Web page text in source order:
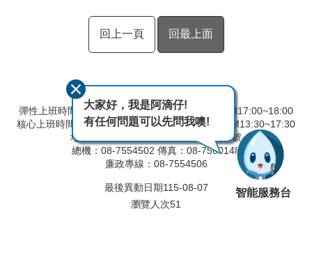
回上一頁 回最上面
彈性上班時間：AM8:00~09:00 彈性下班時間：PM17:00~18:00
核心上班時間：星期一 ~ 星期五 AM8:30~12:30 PM13:30~17:30
地址：90093屏東縣屏東市建國路291號
總機：08-7554502 傳真：08-7560148
廉政專線：08-7554506
最後異動日期115-08-07
瀏覽人次51
大家好，我是阿滴仔!
有任何問題可以先問我噢!
智能服務台